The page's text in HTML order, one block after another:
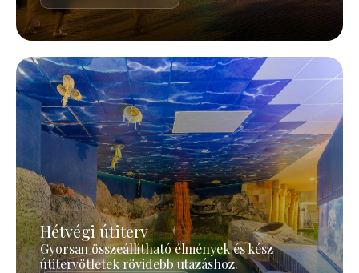
Hétvégi útiterv
Gyorsan összeállítható élmények és kész
útitervötletek rövidebb utazáshoz.